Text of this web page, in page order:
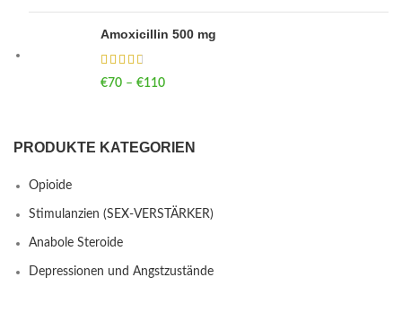
Amoxicillin 500 mg
€70 – €110
PRODUKTE KATEGORIEN
Opioide
Stimulanzien (SEX-VERSTÄRKER)
Anabole Steroide
Depressionen und Angstzustände